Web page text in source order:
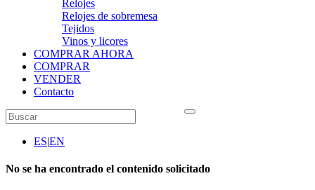
Relojes
Relojes de sobremesa
Tejidos
Vinos y licores
COMPRAR AHORA
COMPRAR
VENDER
Contacto
ES|EN
No se ha encontrado el contenido solicitado